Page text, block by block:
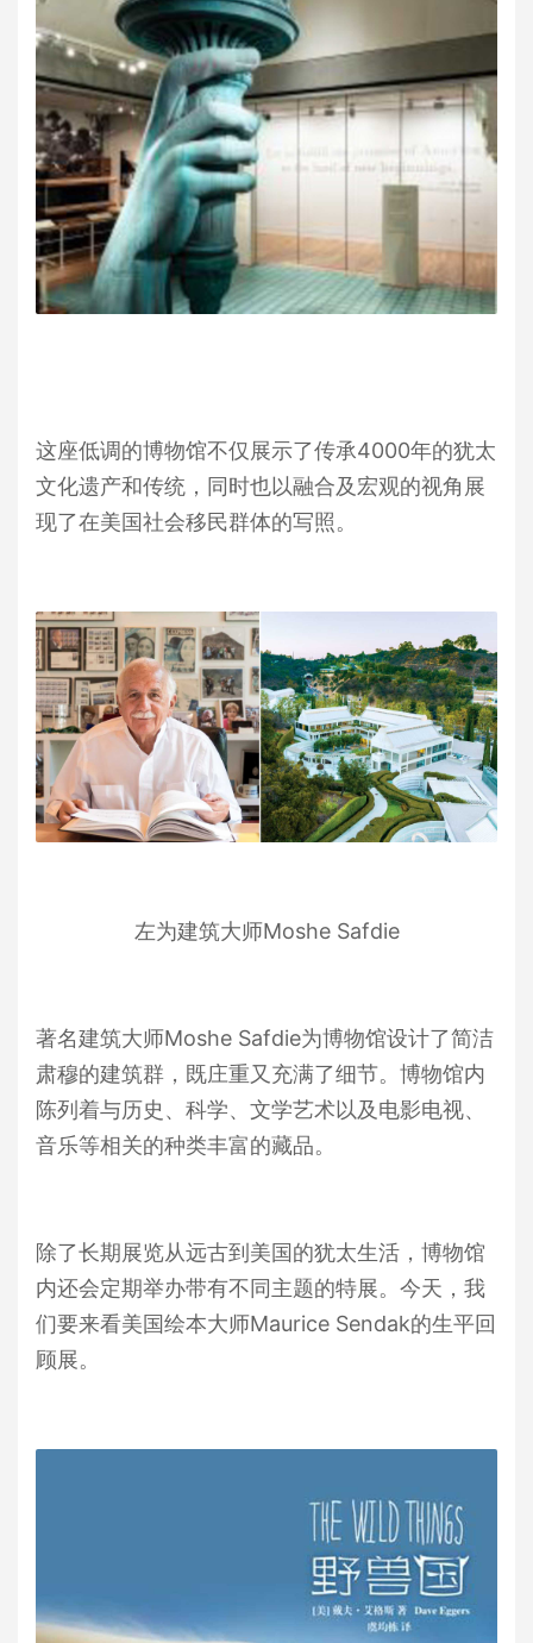
这座低调的博物馆不仅展示了传承4000年的犹太
文化遗产和传统，同时也以融合及宏观的视角展
现了在美国社会移民群体的写照。
左为建筑大师Moshe Safdie
著名建筑大师Moshe Safdie为博物馆设计了简洁
肃穆的建筑群，既庄重又充满了细节。博物馆内
陈列着与历史、科学、文学艺术以及电影电视、
音乐等相关的种类丰富的藏品。
除了长期展览从远古到美国的犹太生活，博物馆
内还会定期举办带有不同主题的特展。今天，我
们要来看美国绘本大师Maurice Sendak的生平回
顾展。